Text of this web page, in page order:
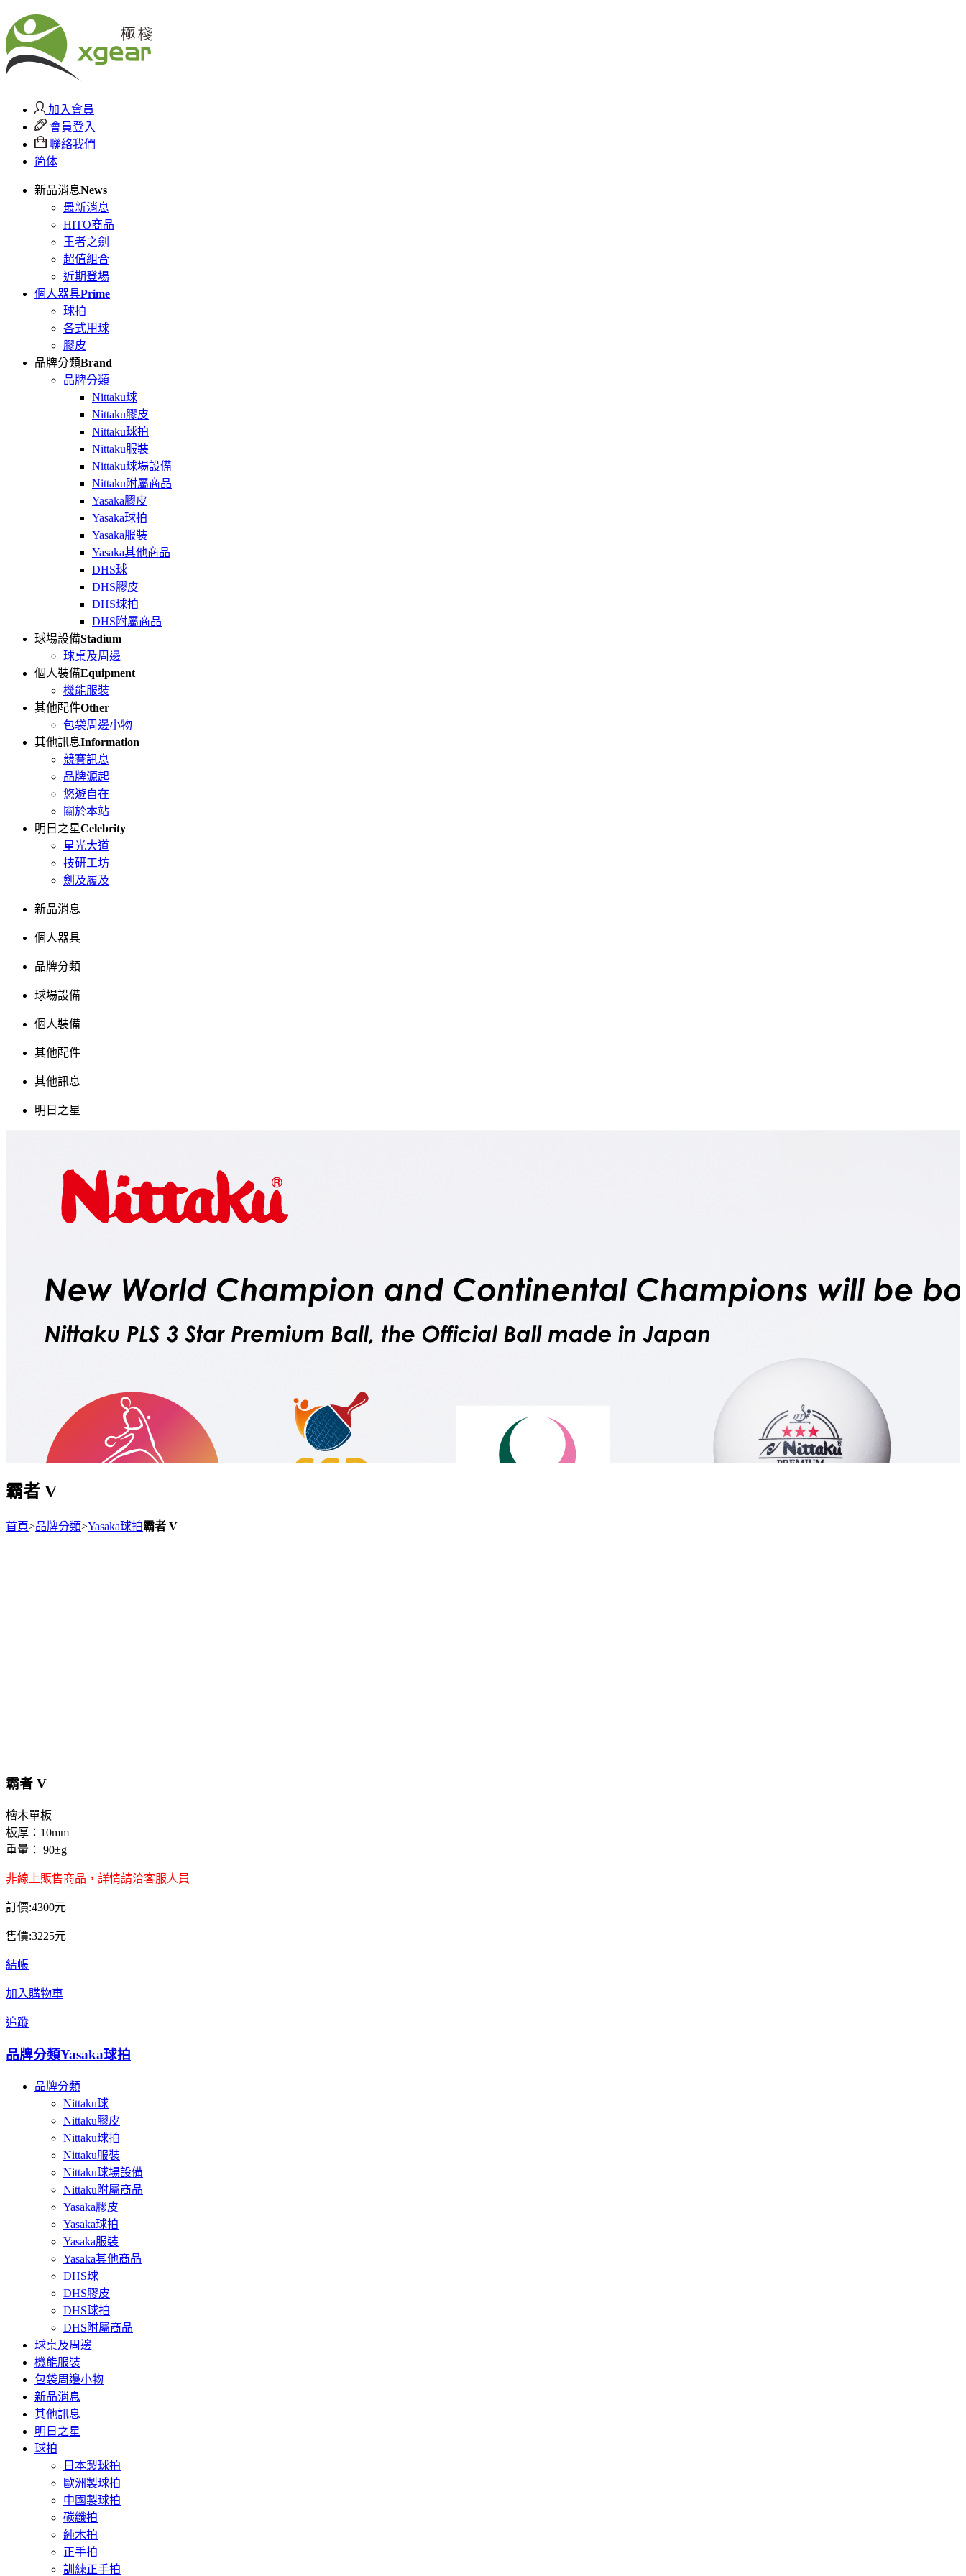
加入會員
會員登入
聯絡我們
简体
新品消息News
最新消息
HITO商品
王者之劍
超值組合
近期登場
個人器具Prime
球拍
各式用球
膠皮
品牌分類Brand
品牌分類
Nittaku球
Nittaku膠皮
Nittaku球拍
Nittaku服裝
Nittaku球場設備
Nittaku附屬商品
Yasaka膠皮
Yasaka球拍
Yasaka服裝
Yasaka其他商品
DHS球
DHS膠皮
DHS球拍
DHS附屬商品
球場設備Stadium
球桌及周邊
個人裝備Equipment
機能服裝
其他配件Other
包袋周邊小物
其他訊息Information
競賽訊息
品牌源起
悠遊自在
關於本站
明日之星Celebrity
星光大道
技研工坊
劍及履及
新品消息
個人器具
品牌分類
球場設備
個人裝備
其他配件
其他訊息
明日之星
霸者 V
首頁>品牌分類>Yasaka球拍霸者 V
霸者 V
檜木單板
板厚：10mm
重量： 90±g
非線上販售商品，詳情請洽客服人員
訂價:4300元
售價:3225元
結帳
加入購物車
追蹤
品牌分類Yasaka球拍
品牌分類
Nittaku球
Nittaku膠皮
Nittaku球拍
Nittaku服裝
Nittaku球場設備
Nittaku附屬商品
Yasaka膠皮
Yasaka球拍
Yasaka服裝
Yasaka其他商品
DHS球
DHS膠皮
DHS球拍
DHS附屬商品
球桌及周邊
機能服裝
包袋周邊小物
新品消息
其他訊息
明日之星
球拍
日本製球拍
歐洲製球拍
中國製球拍
碳纖拍
純木拍
正手拍
訓練正手拍